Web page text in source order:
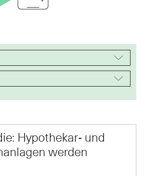
Hypothekar- und
werden